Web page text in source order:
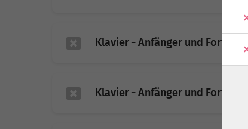
Klavier - Anfänger und
Klavier - Anfänger und